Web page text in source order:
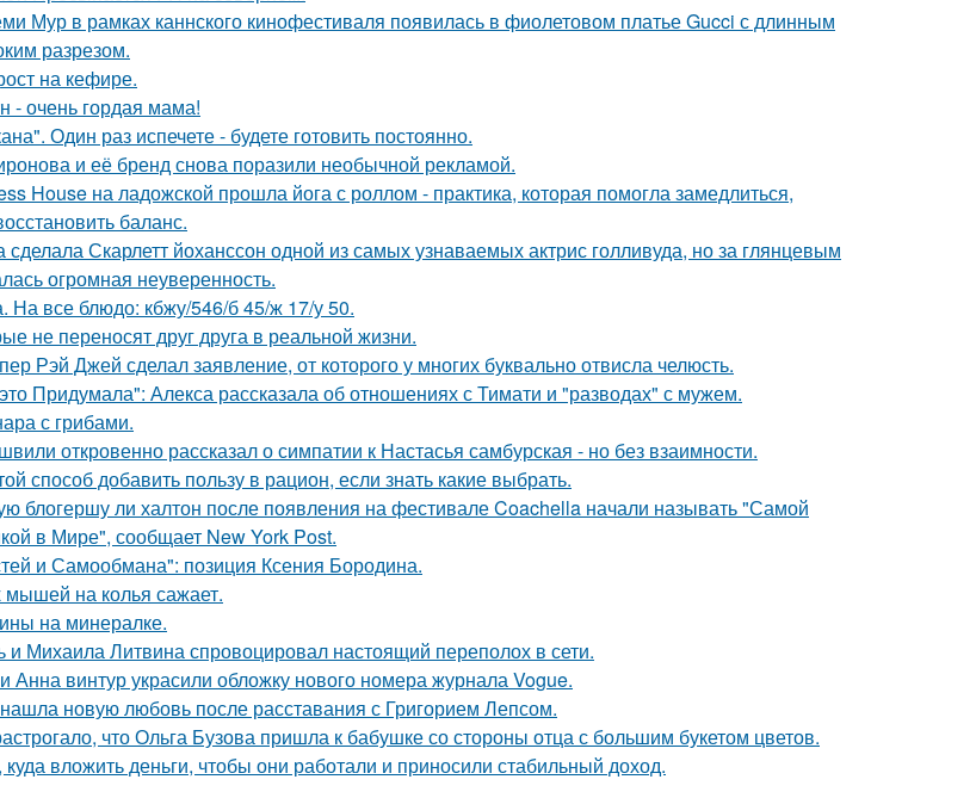
Мур в рамках каннского кинофестиваля появилась в фиолетовом платье Gucci с длинным
разрезом.
на кефире.
- очень гордая мама!
Один раз испечете - будете готовить постоянно.
и её бренд снова поразили необычной рекламой.
House на ладожской прошла йога с роллом - практика, которая помогла замедлиться,
баланс.
сделала Скарлетт йоханссон одной из самых узнаваемых актрис голливуда, но за глянцевым
огромная неуверенность.
На все блюдо: кбжу/546/б 45/ж 17/у 50.
не переносят друг друга в реальной жизни.
Рэй Джей сделал заявление, от которого у многих буквально отвисла челюсть.
Придумала": Алекса рассказала об отношениях с Тимати и "разводах" с мужем.
с грибами.
откровенно рассказал о симпатии к Настасья самбурская - но без взаимности.
способ добавить пользу в рацион, если знать какие выбрать.
блогершу ли халтон после появления на фестивале Coachella начали называть "Самой
в Мире", сообщает New York Post.
и Самообмана": позиция Ксения Бородина.
на колья сажает.
на минералке.
и Михаила Литвина спровоцировал настоящий переполох в сети.
Анна винтур украсили обложку нового номера журнала Vogue.
новую любовь после расставания с Григорием Лепсом.
что Ольга Бузова пришла к бабушке со стороны отца с большим букетом цветов.
вложить деньги, чтобы они работали и приносили стабильный доход.